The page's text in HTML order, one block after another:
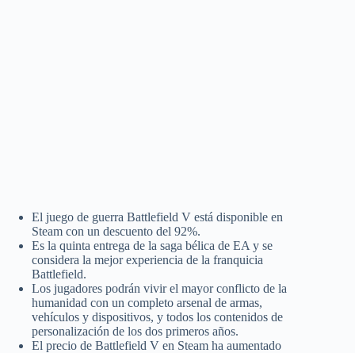
El juego de guerra Battlefield V está disponible en
Steam con un descuento del 92%.
Es la quinta entrega de la saga bélica de EA y se
considera la mejor experiencia de la franquicia
Battlefield.
Los jugadores podrán vivir el mayor conflicto de la
humanidad con un completo arsenal de armas,
vehículos y dispositivos, y todos los contenidos de
personalización de los dos primeros años.
El precio de Battlefield V en Steam ha aumentado